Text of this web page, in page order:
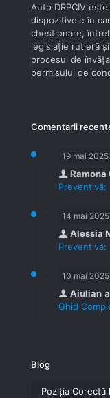
Auto DRPCIV
dispozitivele în
chestionare,
legislaţie rutieră
procesul de
permisului de
Comentarii
19 mai 2025
Ramona
Preventivă:
14 mai 2025
Alessia
Preventivă:
10 mai 2025
Aiulian
Ghid
Blog
Poziția Corectă